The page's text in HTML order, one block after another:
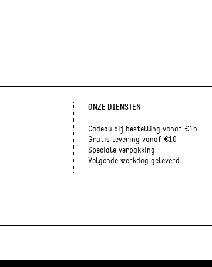
ONZE DIENSTEN
Cadeau bij bestelling vanaf €15
Gratis levering vanaf €10
Speciale verpakking
Volgende werkdag geleverd